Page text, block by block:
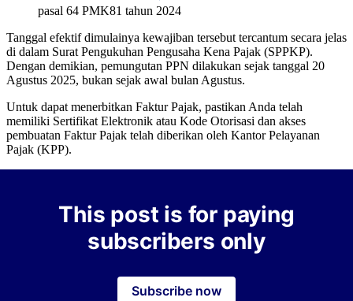
pasal 64 PMK81 tahun 2024
Tanggal efektif dimulainya kewajiban tersebut tercantum secara jelas
di dalam Surat Pengukuhan Pengusaha Kena Pajak (SPPKP).
Dengan demikian, pemungutan PPN dilakukan sejak tanggal 20
Agustus 2025, bukan sejak awal bulan Agustus.
Untuk dapat menerbitkan Faktur Pajak, pastikan Anda telah
memiliki Sertifikat Elektronik atau Kode Otorisasi dan akses
pembuatan Faktur Pajak telah diberikan oleh Kantor Pelayanan
Pajak (KPP).
This post is for paying
subscribers only
Subscribe now